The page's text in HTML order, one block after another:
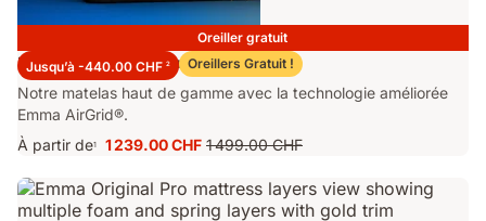
Oreiller gratuit
Jusqu’à -440.00 CHF 2 Oreillers Gratuit !
Matelas Emma Performance 26
Notre matelas haut de gamme avec la technologie améliorée
Emma AirGrid®.
À partir de1
Prix
1 239.00 CHF Prix
1 499.00 CHF
1 499.00 CHF